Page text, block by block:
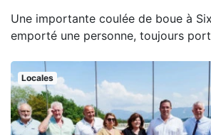
Une importante coulée de boue à
emporté une personne, toujours
Locales